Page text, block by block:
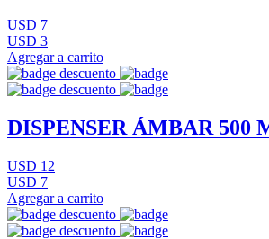
USD 7
USD 3
Agregar a carrito
DISPENSER ÁMBAR 500
USD 12
USD 7
Agregar a carrito